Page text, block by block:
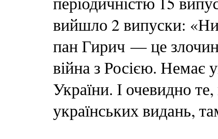
вийшло 2 випуски:
пан Гирич — це
війна з Росією. Немає
України. І очевидно
українських видань,